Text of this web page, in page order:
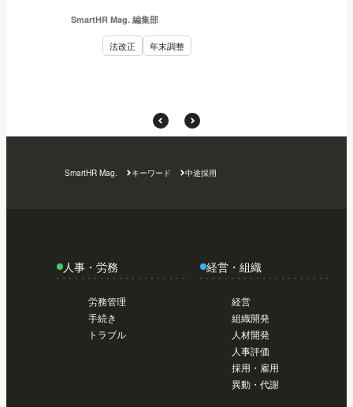
SmartHR Mag. 編集部
法改正 年末調整
SmartHR Mag. キーワード 中途採用
人事・労務
労務管理
手続き
トラブル
経営・組織
経営
組織開発
人材開発
人事評価
採用・雇用
異動・代謝